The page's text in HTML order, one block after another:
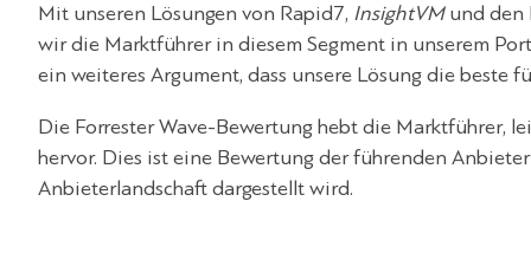
Mit unseren Lösungen von Rapid7, InsightVMund den
wir die Marktführer in diesem Segment in unserem
ein weiteres Argument, dass unsere Lösung die beste
Die Forrester Wave-Bewertung hebt die Marktführer,
hervor. Dies ist eine Bewertung der führenden
Anbieterlandschaft dargestellt wird.